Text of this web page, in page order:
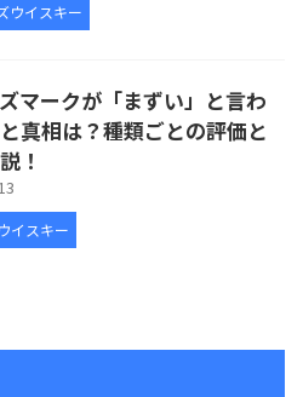
ウイスキー
マークが「まずい」と言わ
真相は？種類ごとの評価と
！
イスキー